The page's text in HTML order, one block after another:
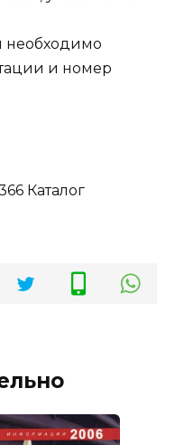
необходимо
и номер
Каталог